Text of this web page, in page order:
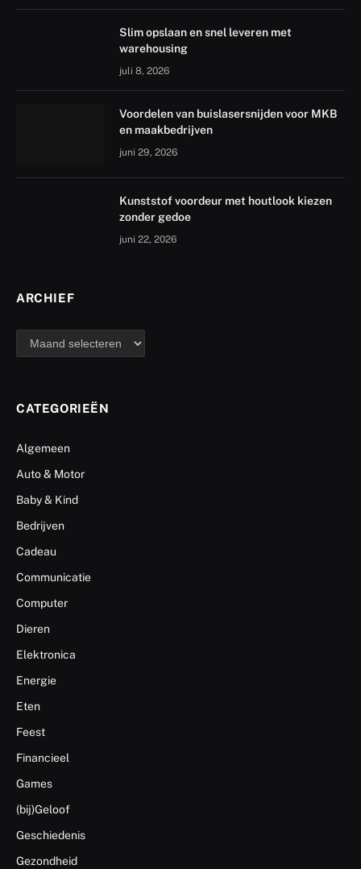
Slim opslaan en snel leveren met
warehousing
juli 8, 2026
Voordelen van buislasersnijden voor MKB
en maakbedrijven
juni 29, 2026
Kunststof voordeur met houtlook kiezen
zonder gedoe
juni 22, 2026
ARCHIEF
archief
CATEGORIEËN
Algemeen
Auto & Motor
Baby & Kind
Bedrijven
Cadeau
Communicatie
Computer
Dieren
Elektronica
Energie
Eten
Feest
Financieel
Games
(bij)Geloof
Geschiedenis
Gezondheid